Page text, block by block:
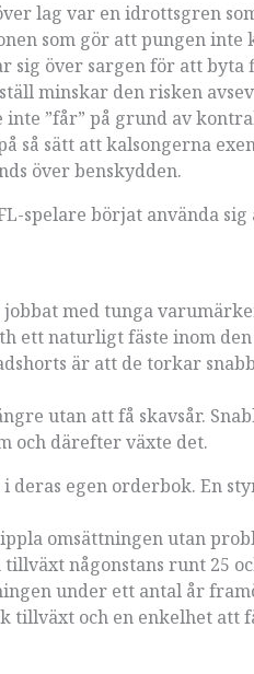
lag var en idrottsgren
som gör att pungen inte
sig över sargen för att byta
minskar den risken
”får” på grund av
så sätt att kalsongerna
över benskydden.
spelare börjat använda sig
jobbat med tunga
ett naturligt fäste inom den
är att de torkar
utan att få skavsår.
och därefter växte det.
deras egen orderbok. En
omsättningen utan
någonstans runt 25
under ett antal år
tillväxt och en enkelhet att